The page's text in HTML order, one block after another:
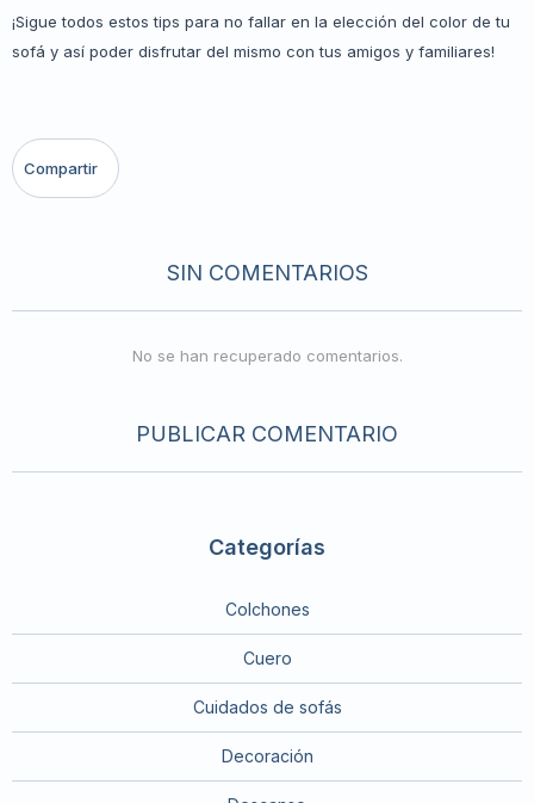
¡Sigue todos estos tips para no fallar en la elección del color de tu
sofá y así poder disfrutar del mismo con tus amigos y familiares!
SIN COMENTARIOS
No se han recuperado comentarios.
PUBLICAR COMENTARIO
Categorías
Colchones
Cuero
Cuidados de sofás
Decoración